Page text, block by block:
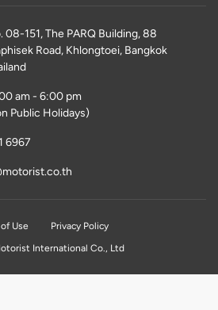
08-151, The PARQ Building, 88
Road, Khlongtoei, Bangkok
am - 6:00 pm
Public Holidays)
6967
Use
Privacy Policy
International Co., Ltd